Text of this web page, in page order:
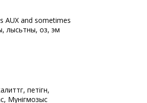
AUX and sometimes
лысьтны, оз, эм
петігӧн,
Мунігмозыс